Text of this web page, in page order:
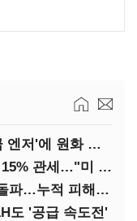
한 달 새 약 140원 급락…'역대급 엔저'에 원화 변곡점
트럼프, 폴리실리콘 파생상품에 15% 관세…"미 산업 재건"
전세사기 피해주택 매입 1만호 돌파…누적 피해자 4만278명
도 '공급 속도전'